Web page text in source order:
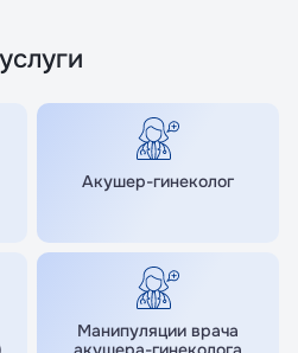
Акушер-гинеколог
Манипуляции врача